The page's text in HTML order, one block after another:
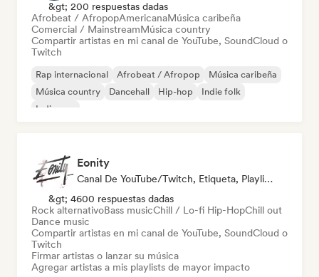
&gt; 200 respuestas dadas
Afrobeat / AfropopAmericanaMúsica caribeña
Comercial / MainstreamMúsica country
Compartir artistas en mi canal de YouTube, SoundCloud o
Twitch
Rap internacional Afrobeat / Afropop
Música caribeña
Música country
Dancehall Hip-hop
Indie folk
Indie pop
Eonity
Canal De YouTube/Twitch, Etiqueta, Playlist Curator
&gt; 4600 respuestas dadas
Rock alternativoBass musicChill / Lo-fi Hip-HopChill out
Dance music
Compartir artistas en mi canal de YouTube, SoundCloud o
Twitch
Firmar artistas o lanzar su música
Agregar artistas a mis playlists de mayor impacto